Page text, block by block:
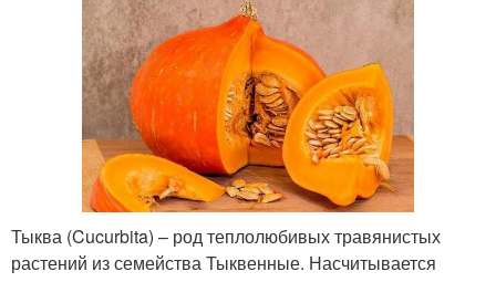
Тыква (Cucurbita) – род теплолюбивых травянистых
растений из семейства Тыквенные. Насчитывается